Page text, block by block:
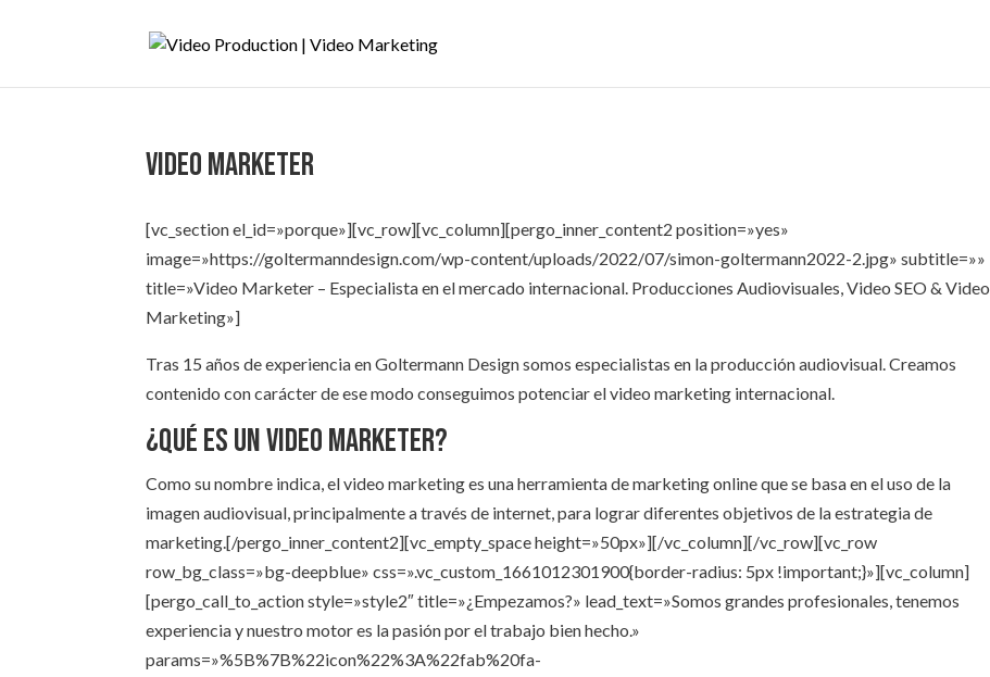
Video Marketer
[vc_section el_id=»porque»][vc_row][vc_column][pergo_inner_content2 position=»yes»
image=»https://goltermanndesign.com/wp-content/uploads/2022/07/simon-goltermann2022-2.jpg» subtitle=»»
title=»Video Marketer – Especialista en el mercado internacional. Producciones Audiovisuales, Video SEO & Video
Marketing»]
Tras 15 años de experiencia en Goltermann Design somos especialistas en la producción audiovisual. Creamos
contenido con carácter de ese modo conseguimos potenciar el video marketing internacional.
¿Qué es un video Marketer?
Como su nombre indica, el video marketing es una herramienta de marketing online que se basa en el uso de la
imagen audiovisual, principalmente a través de internet, para lograr diferentes objetivos de la estrategia de
marketing.[/pergo_inner_content2][vc_empty_space height=»50px»][/vc_column][/vc_row][vc_row
row_bg_class=»bg-deepblue» css=».vc_custom_1661012301900{border-radius: 5px !important;}»][vc_column]
[pergo_call_to_action style=»style2″ title=»¿Empezamos?» lead_text=»Somos grandes profesionales, tenemos
experiencia y nuestro motor es la pasión por el trabajo bien hecho.»
params=»%5B%7B%22icon%22%3A%22fab%20fa-